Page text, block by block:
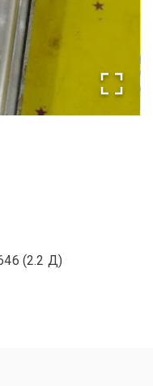
(2.2 Д)